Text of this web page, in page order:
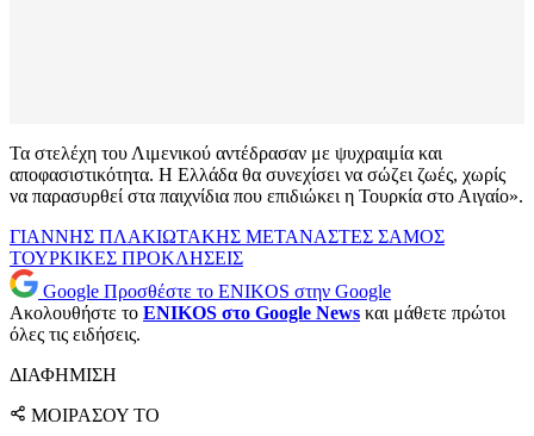
Τα στελέχη του Λιμενικού αντέδρασαν με ψυχραιμία και
αποφασιστικότητα. Η Ελλάδα θα συνεχίσει να σώζει ζωές, χωρίς
να παρασυρθεί στα παιχνίδια που επιδιώκει η Τουρκία στο Αιγαίο».
ΓΙΑΝΝΗΣ ΠΛΑΚΙΩΤΑΚΗΣ ΜΕΤΑΝΑΣΤΕΣ ΣΑΜΟΣ
ΤΟΥΡΚΙΚΕΣ ΠΡΟΚΛΗΣΕΙΣ
Google Προσθέστε το ENIKOS στην Google
Ακολουθήστε το ENIKOS στο Google News και μάθετε πρώτοι
όλες τις ειδήσεις.
ΔΙΑΦΗΜΙΣΗ
ΜΟΙΡΑΣΟΥ ΤΟ